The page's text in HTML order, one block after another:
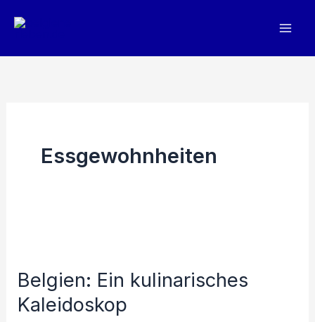
Inhalt
Essgewohnheiten
Belgien: Ein kulinarisches
Kaleidoskop